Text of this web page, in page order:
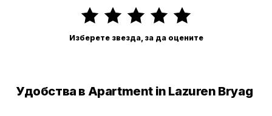
Изберете звезда, за да оцените
Удобства в Apartment in Lazuren Bryag